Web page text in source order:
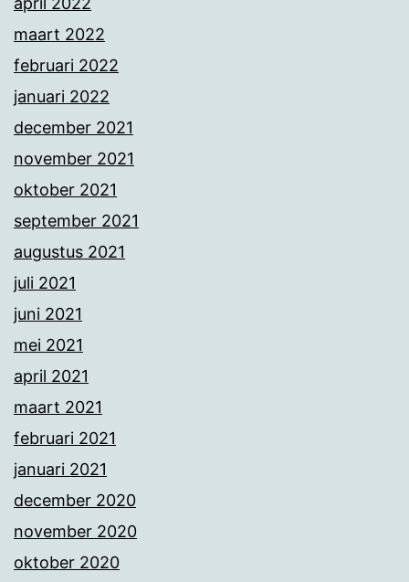
maart 2022
februari 2022
januari 2022
december 2021
november 2021
oktober 2021
september 2021
augustus 2021
juli 2021
juni 2021
mei 2021
april 2021
maart 2021
februari 2021
januari 2021
december 2020
november 2020
oktober 2020